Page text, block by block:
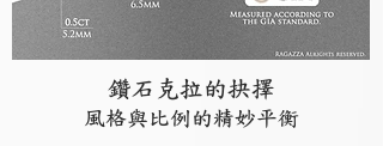
鑽石克拉的抉擇
風格與比例的精妙平衡